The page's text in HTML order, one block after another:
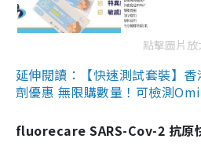
點擊圖片放
延伸閱讀：【快速測試套裝】
劑優惠 無限購數量！可檢測
fluorecare SARS-Cov-2 抗原